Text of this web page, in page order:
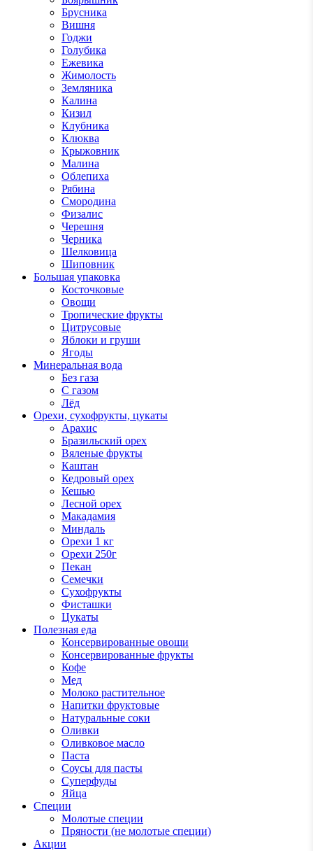
Брусника
Вишня
Годжи
Голубика
Ежевика
Жимолость
Земляника
Калина
Кизил
Клубника
Клюква
Крыжовник
Малина
Облепиха
Рябина
Смородина
Физалис
Черешня
Черника
Шелковица
Шиповник
Большая упаковка
Косточковые
Овощи
Тропические фрукты
Цитрусовые
Яблоки и груши
Ягоды
Минеральная вода
Без газа
С газом
Лёд
Орехи, сухофрукты, цукаты
Арахис
Бразильский орех
Вяленые фрукты
Каштан
Кедровый орех
Кешью
Лесной орех
Макадамия
Миндаль
Орехи 1 кг
Орехи 250г
Пекан
Семечки
Сухофрукты
Фисташки
Цукаты
Полезная еда
Консервированные овощи
Консервированные фрукты
Кофе
Мед
Молоко растительное
Напитки фруктовые
Натуральные соки
Оливки
Оливковое масло
Паста
Соусы для пасты
Суперфуды
Яйца
Специи
Молотые специи
Пряности (не молотые специи)
Акции